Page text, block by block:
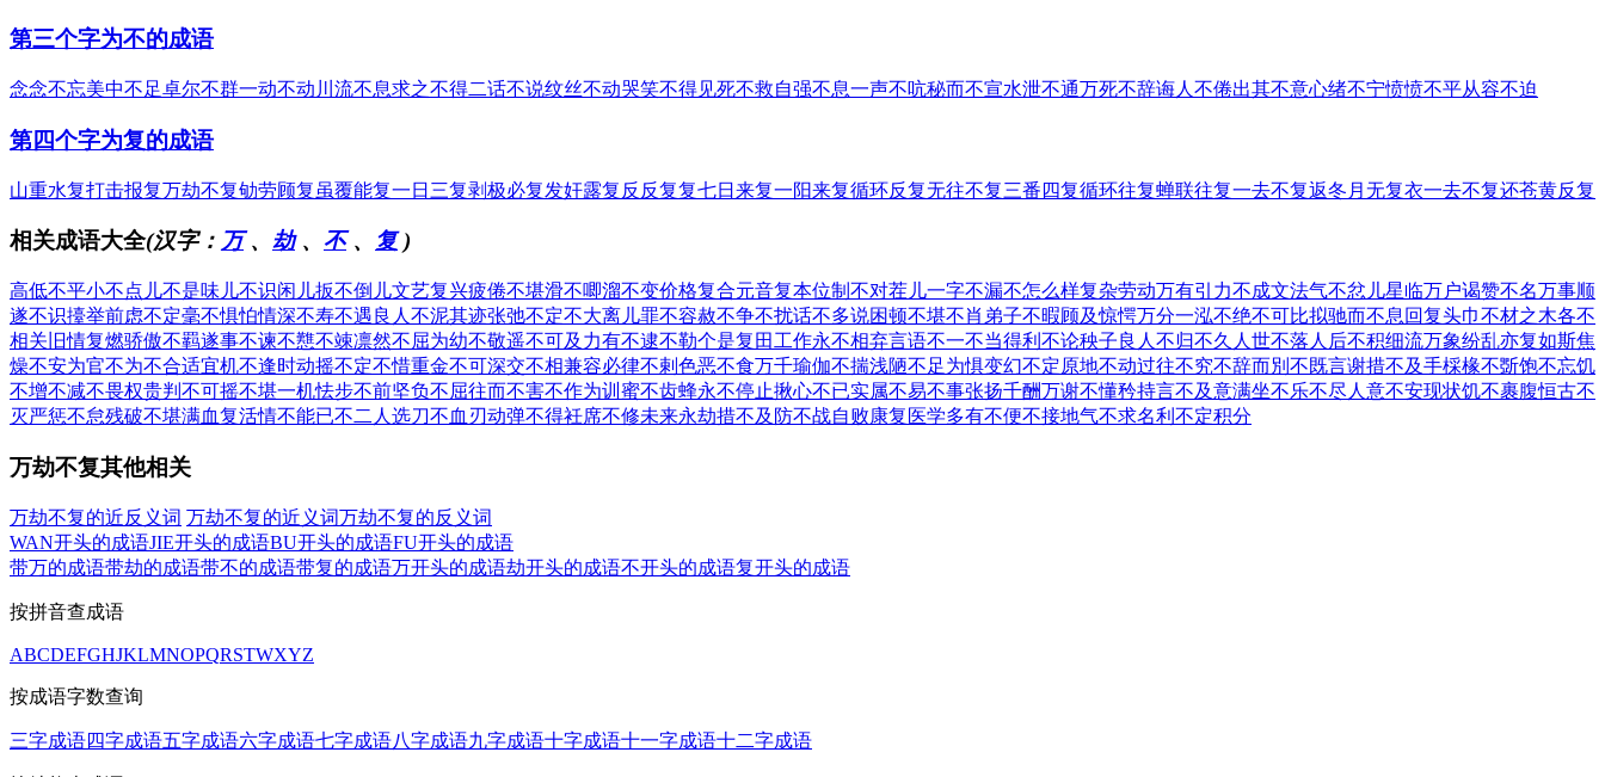
第三个字为不的成语
念念不忘美中不足卓尔不群一动不动 川流不息求之不得二话不说纹丝不动哭笑不得见死不救自强不息一声不吭秘而不宣水泄不通万死不辞诲人不倦出其不意心绪不宁愤愤不平从容不迫
第四个字为复的成语
山重水复打击报复万劫不复劬劳顾复 虽覆能复一日三复剥极必复发奸露复 反反复复七日来复一阳来复循环反复无往不复三番四复循环往复蝉联往复一去不复返冬月无复衣一去不复还苍黄反复
相关成语大全(汉字： 万、 劫、 不、 复)
高低不平小不点儿不是味儿不识闲儿扳不倒儿文艺复兴疲倦不堪滑不唧溜不变价格复合元音复本位制 不对茬儿一字不漏不怎么样复杂劳动万有引力不成文法气不忿儿星临万户谒赞不名万事顺
遂不识擡举前虑不定毫不惧怕情深不寿不遇良人 不泥其迹张弛不定不大离儿罪不容赦不争不扰话不多说困顿不堪不肖弟子不暇顾及惊愕万分一泓不绝不可比拟驰而不息 回复头巾不材之木各不
相关 旧情复燃骄傲不羁遂事不谏不戁不竦凛然不屈为幼不敬遥不可及 力有不逮不勒个是复田工作永不相弃言语不一不当得利 不论秧子良人不归不久人世不落人后不积细流万象纷乱亦复如斯焦
燥不安为官不为不合适宜机不逢时动摇不定不惜重金不可深交不相兼容必律不剌 色恶不食万千瑜伽不揣浅陋不足为惧变幻不定原地不动过往不究不辞而別 不既言谢措不及手棌椽不斲饱不忘饥
不增不减不畏权贵判不可摇不堪一机怯步不前坚负不屈往而不害不作为训 蜜不齿蜂永不停止揪心不已实属不易不事张扬千酬万谢不懂矜持言不及意满坐不乐不尽人意不安现状饥不裹腹恒古不
灭严惩不怠残破不堪满血复活情不能已不二人选刀不血刃动弹不得衽席不修未来永劫措不及防不战自败康复医学多有不便不接地气不求名利 不定积分
万劫不复其他相关
万劫不复的近反义词 万劫不复的近义词万劫不复的反义词
WAN开头的成语JIE开头的成语BU开头的成语FU开头的成语
带万的成语带劫的成语带不的成语带复的成语万开头的成语劫开头的成语不开头的成语复开头的成语
按拼音查成语
ABCDEFGHJKLMNOPQRSTWXYZ
按成语字数查询
三字成语四字成语五字成语六字成语七字成语八字成语九字成语十字成语十一字成语十二字成语